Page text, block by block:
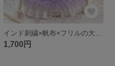
1,700円